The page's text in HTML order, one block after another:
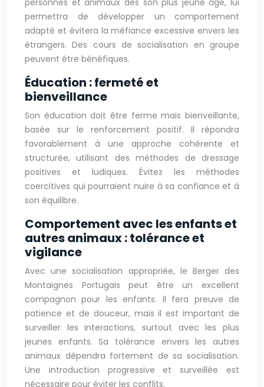
personnes et animaux dès son plus jeune âge, lui
permettra de développer un comportement
adapté et évitera la méfiance excessive envers les
étrangers. Des cours de socialisation en groupe
peuvent être bénéfiques.
Éducation : fermeté et
bienveillance
Son éducation doit être ferme mais bienveillante,
basée sur le renforcement positif. Il répondra
favorablement à une approche cohérente et
structurée, utilisant des méthodes de dressage
positives et ludiques. Évitez les méthodes
coercitives qui pourraient nuire à sa confiance et à
son équilibre.
Comportement avec les enfants et
autres animaux : tolérance et
vigilance
Avec une socialisation appropriée, le Berger des
Montaignes Portugais peut être un excellent
compagnon pour les enfants. Il fera preuve de
patience et de douceur, mais il est important de
surveiller les interactions, surtout avec les plus
jeunes enfants. Sa tolérance envers les autres
animaux dépendra fortement de sa socialisation.
Une introduction progressive et surveillée est
nécessaire pour éviter les conflits.